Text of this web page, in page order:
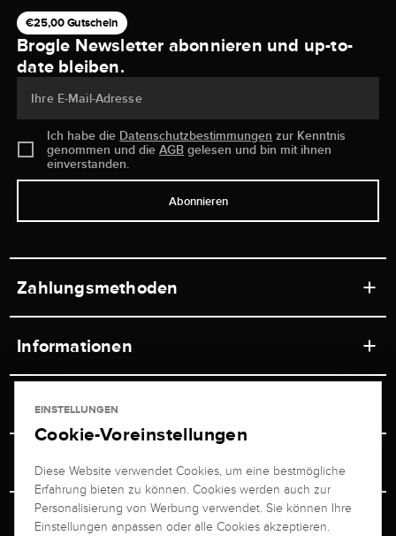
€25,00 Gutschein
Brogle Newsletter abonnieren und up-to-
date bleiben.
Ihre E-Mail-Adresse
Ich habe die Datenschutzbestimmungen zur Kenntnis
genommen und dieAGB gelesen und bin mit ihnen
einverstanden.
Abonnieren
Zahlungsmethoden
Informationen
Ladengeschäft
Versand & Zahlung
Ratgeber
Service
Newsletterabmeldung
Retouren-Service
Juwelier Brogle
Über uns
Persönlicher Berater
EINSTELLUNGEN
Cookie-Voreinstellungen
Diese Website verwendet Cookies, um eine bestmögliche
Erfahrung bieten zu können. Cookies werden auch zur
Personalisierung von Werbung verwendet. Sie können Ihre
Einstellungen anpassen oder alle Cookies akzeptieren.